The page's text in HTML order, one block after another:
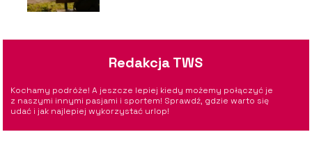
Redakcja TWS
Kochamy podróże! A jeszcze lepiej kiedy możemy połączyć je
z naszymi innymi pasjami i sportem! Sprawdź, gdzie warto się
udać i jak najlepiej wykorzystać urlop!